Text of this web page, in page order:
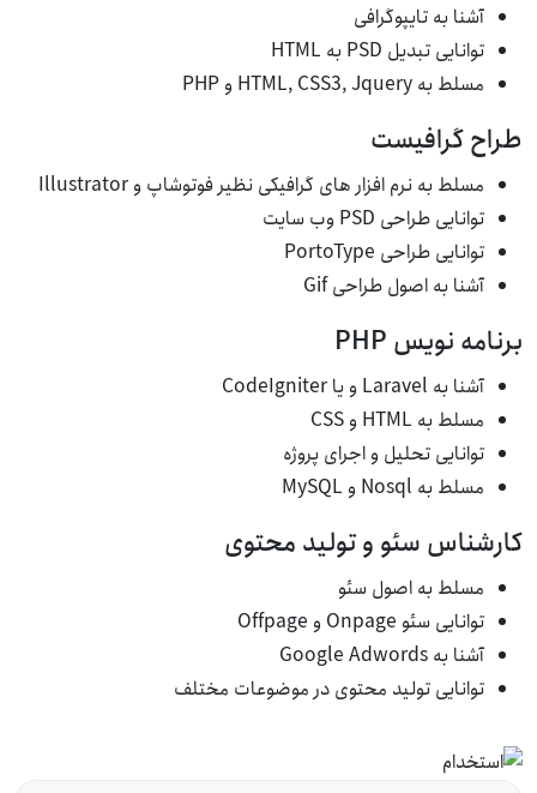
آشنا به تایپوگرافی
توانایی تبدیل PSD به HTML
مسلط به HTML, CSS3, Jquery و PHP
طراح گرافیست
مسلط به نرم افزار های گرافیکی نظیر فوتوشاپ و Illustrator
توانایی طراحی PSD وب سایت
توانایی طراحی PortoType
آشنا به اصول طراحی Gif
برنامه نویس PHP
آشنا به Laravel و یا CodeIgniter
مسلط به HTML و CSS
توانایی تحلیل و اجرای پروژه
مسلط به Nosql و MySQL
کارشناس سئو و تولید محتوی
مسلط به اصول سئو
توانایی سئو Onpage و Offpage
آشنا به Google Adwords
توانایی تولید محتوی در موضوعات مختلف